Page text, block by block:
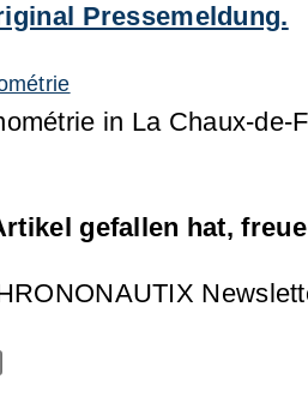
Pressemeldung.
in La Chaux-de-
gefallen hat,